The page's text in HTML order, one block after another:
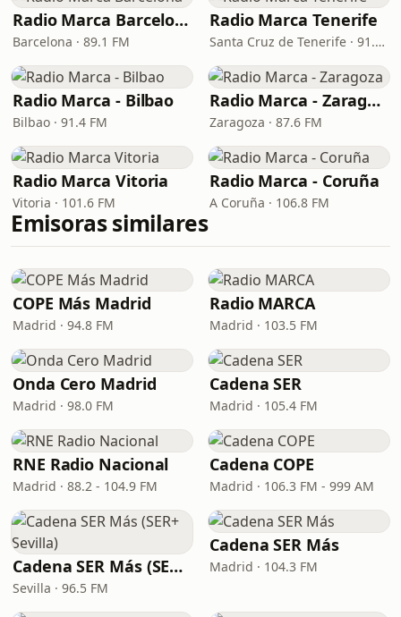
Radio Marca Barcelona
Barcelona · 89.1 FM
Radio Marca Tenerife
Santa Cruz de Tenerife · 91.5 FM, 94.5 FM, 97.7 FM
Radio Marca - Bilbao
Bilbao · 91.4 FM
Radio Marca - Zaragoza
Zaragoza · 87.6 FM
Radio Marca Vitoria
Vitoria · 101.6 FM
Radio Marca - Coruña
A Coruña · 106.8 FM
Emisoras similares
COPE Más Madrid
Madrid · 94.8 FM
Radio MARCA
Madrid · 103.5 FM
Onda Cero Madrid
Madrid · 98.0 FM
Cadena SER
Madrid · 105.4 FM
RNE Radio Nacional
Madrid · 88.2 - 104.9 FM
Cadena COPE
Madrid · 106.3 FM - 999 AM
Cadena SER Más (SER+ Sevilla)
Sevilla · 96.5 FM
Cadena SER Más
Madrid · 104.3 FM